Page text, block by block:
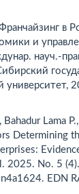
в
и
науч.-
университет,
Lama
Determining
2025. No. 5
EDN